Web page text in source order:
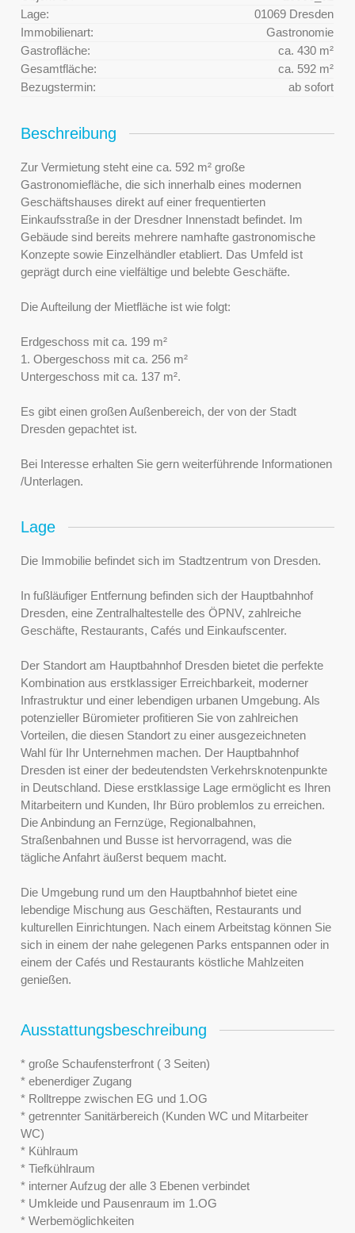
Lage:
01069 Dresden
Immobilienart:
Gastronomie
Gastrofläche:
ca. 430 m²
Gesamtfläche:
ca. 592 m²
Bezugstermin:
ab sofort
Beschreibung
Zur Vermietung steht eine ca. 592 m² große
Gastronomiefläche, die sich innerhalb eines modernen
Geschäftshauses direkt auf einer frequentierten
Einkaufsstraße in der Dresdner Innenstadt befindet. Im
Gebäude sind bereits mehrere namhafte gastronomische
Konzepte sowie Einzelhändler etabliert. Das Umfeld ist
geprägt durch eine vielfältige und belebte Geschäfte.
Die Aufteilung der Mietfläche ist wie folgt:
Erdgeschoss mit ca. 199 m²
1. Obergeschoss mit ca. 256 m²
Untergeschoss mit ca. 137 m².
Es gibt einen großen Außenbereich, der von der Stadt
Dresden gepachtet ist.
Bei Interesse erhalten Sie gern weiterführende Informationen
/Unterlagen.
Lage
Die Immobilie befindet sich im Stadtzentrum von Dresden.
In fußläufiger Entfernung befinden sich der Hauptbahnhof
Dresden, eine Zentralhaltestelle des ÖPNV, zahlreiche
Geschäfte, Restaurants, Cafés und Einkaufscenter.
Der Standort am Hauptbahnhof Dresden bietet die perfekte
Kombination aus erstklassiger Erreichbarkeit, moderner
Infrastruktur und einer lebendigen urbanen Umgebung. Als
potenzieller Büromieter profitieren Sie von zahlreichen
Vorteilen, die diesen Standort zu einer ausgezeichneten
Wahl für Ihr Unternehmen machen. Der Hauptbahnhof
Dresden ist einer der bedeutendsten Verkehrsknotenpunkte
in Deutschland. Diese erstklassige Lage ermöglicht es Ihren
Mitarbeitern und Kunden, Ihr Büro problemlos zu erreichen.
Die Anbindung an Fernzüge, Regionalbahnen,
Straßenbahnen und Busse ist hervorragend, was die
tägliche Anfahrt äußerst bequem macht.
Die Umgebung rund um den Hauptbahnhof bietet eine
lebendige Mischung aus Geschäften, Restaurants und
kulturellen Einrichtungen. Nach einem Arbeitstag können Sie
sich in einem der nahe gelegenen Parks entspannen oder in
einem der Cafés und Restaurants köstliche Mahlzeiten
genießen.
Ausstattungsbeschreibung
* große Schaufensterfront ( 3 Seiten)
* ebenerdiger Zugang
* Rolltreppe zwischen EG und 1.OG
* getrennter Sanitärbereich (Kunden WC und Mitarbeiter
WC)
* Kühlraum
* Tiefkühlraum
* interner Aufzug der alle 3 Ebenen verbindet
* Umkleide und Pausenraum im 1.OG
* Werbemöglichkeiten